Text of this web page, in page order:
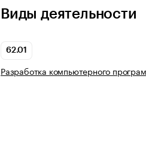
Виды деятельности
62.01
Разработка компьютерного